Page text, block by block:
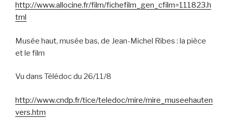
http://www.allocine.fr/film/fichefilm_gen_cfilm=111823.h
tml
Musée haut, musée bas, de Jean-Michel Ribes : la pièce
et le film
Vu dans Télédoc du 26/11/8
http://www.cndp.fr/tice/teledoc/mire/mire_museehauten
vers.htm